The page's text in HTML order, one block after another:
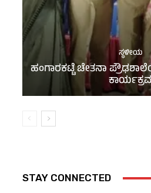
ಸ್ಥಳೀಯ
ಹಂಗಾರಕಟ್ಟೆ ಚೇತನಾ
STAY CONNECTED